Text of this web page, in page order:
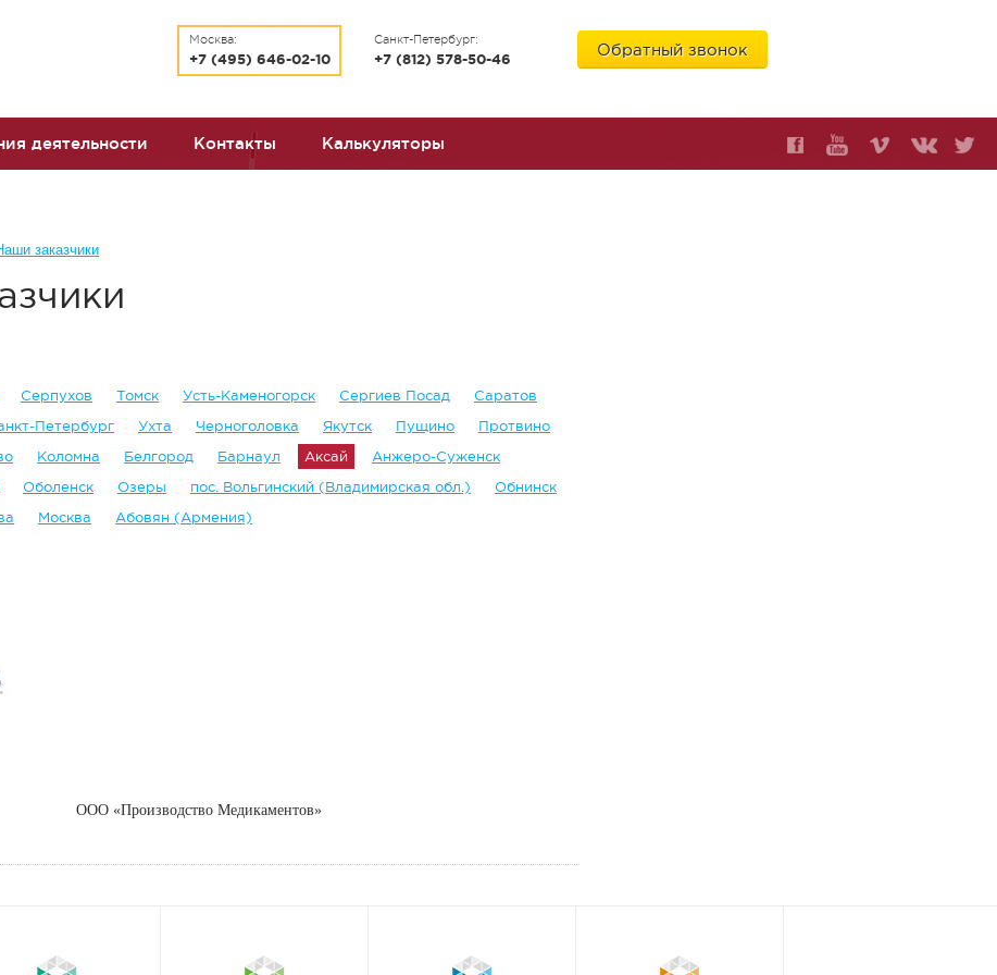
Москва:
+7 (495) 646-02-10
Санкт-Петербург:
+7 (812) 578-50-46
Обратный звонок
деятельности Контакты Калькуляторы
заказчики
Серпухов Томск Усть-Каменогорск Сергиев Посад
Саратов
Петербург Ухта Черноголовка Якутск Пущино
Протвино
Коломна Белгород Барнаул Аксай
Анжеро-Суженск
Оболенск Озеры пос. Вольгинский (Владимирская обл.)
Обнинск
Москва Абовян (Армения)
ООО «Производство Медикаментов»